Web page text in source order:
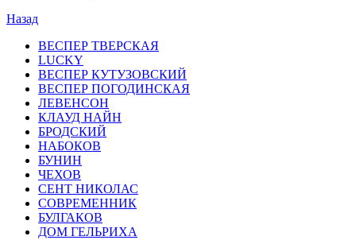
Назад
ВЕСПЕР ТВЕРСКАЯ
LUCKY
ВЕСПЕР КУТУЗОВСКИЙ
ВЕСПЕР ПОГОДИНСКАЯ
ЛЕВЕНСОН
КЛАУД НАЙН
БРОДСКИЙ
НАБОКОВ
БУНИН
ЧЕХОВ
СЕНТ НИКОЛАС
СОВРЕМЕННИК
БУЛГАКОВ
ДОМ ГЕЛЬРИХА